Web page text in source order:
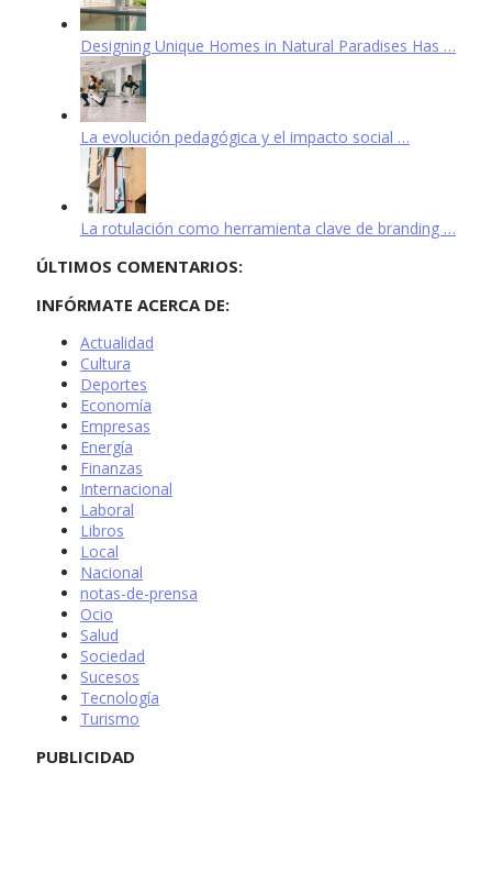
Designing Unique Homes in Natural Paradises Has …
La evolución pedagógica y el impacto social …
La rotulación como herramienta clave de branding …
ÚLTIMOS COMENTARIOS:
INFÓRMATE ACERCA DE:
Actualidad
Cultura
Deportes
Economía
Empresas
Energía
Finanzas
Internacional
Laboral
Libros
Local
Nacional
notas-de-prensa
Ocio
Salud
Sociedad
Sucesos
Tecnología
Turismo
PUBLICIDAD